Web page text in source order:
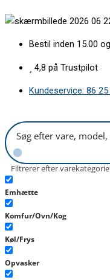
til
Bestil inden 15.00
4,8 på Trustpilot
Kundeservice: 86 25
Filtrerer efter
Emhætte
Komfur/Ovn/Kog
Køl/Frys
Opvasker
for
antal